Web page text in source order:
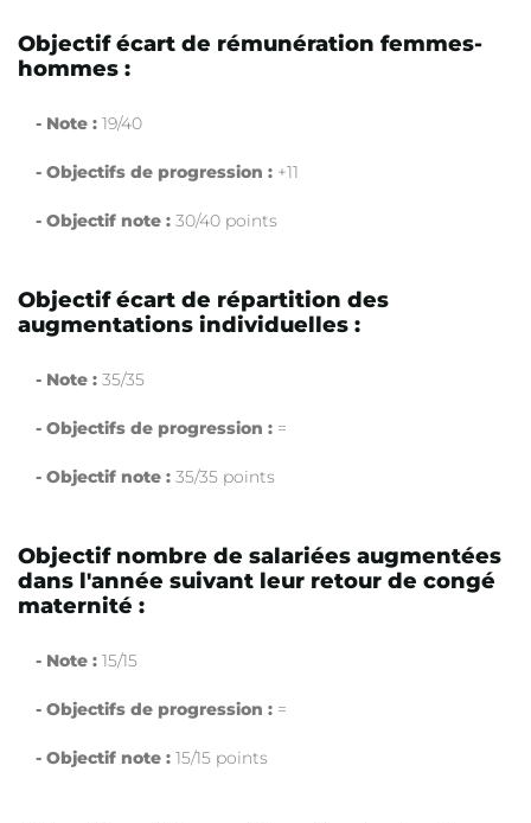
Objectif écart de rémunération femmes-
hommes :
- Note : 19/40
- Objectifs de progression : +11
- Objectif note : 30/40 points
Objectif écart de répartition des
augmentations individuelles :
- Note : 35/35
- Objectifs de progression : =
- Objectif note : 35/35 points
Objectif nombre de salariées augmentées
dans l'année suivant leur retour de congé
maternité :
- Note : 15/15
- Objectifs de progression : =
- Objectif note : 15/15 points